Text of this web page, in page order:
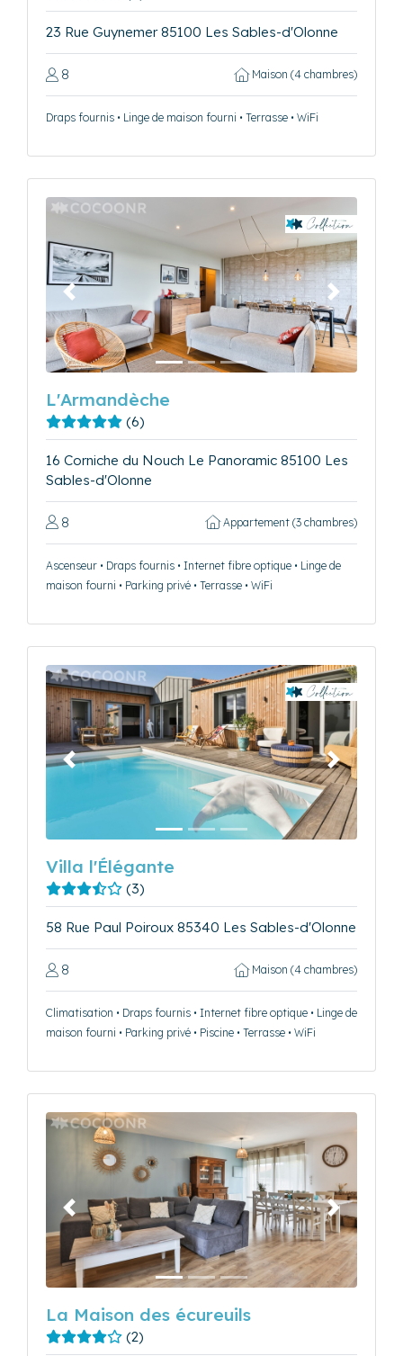
23 Rue Guynemer 85100 Les Sables-d'Olonne
8 Maison (4 chambres)
Draps fournis • Linge de maison fourni • Terrasse • WiFi
Précédent Suivant
L'Armandèche
(6)
16 Corniche du Nouch Le Panoramic 85100 Les
Sables-d'Olonne
8 Appartement (3 chambres)
Ascenseur • Draps fournis • Internet fibre optique • Linge de
maison fourni • Parking privé • Terrasse • WiFi
Précédent Suivant
Villa l'Élégante
(3)
58 Rue Paul Poiroux 85340 Les Sables-d'Olonne
8 Maison (4 chambres)
Climatisation • Draps fournis • Internet fibre optique • Linge de
maison fourni • Parking privé • Piscine • Terrasse • WiFi
Précédent Suivant
La Maison des écureuils
(2)